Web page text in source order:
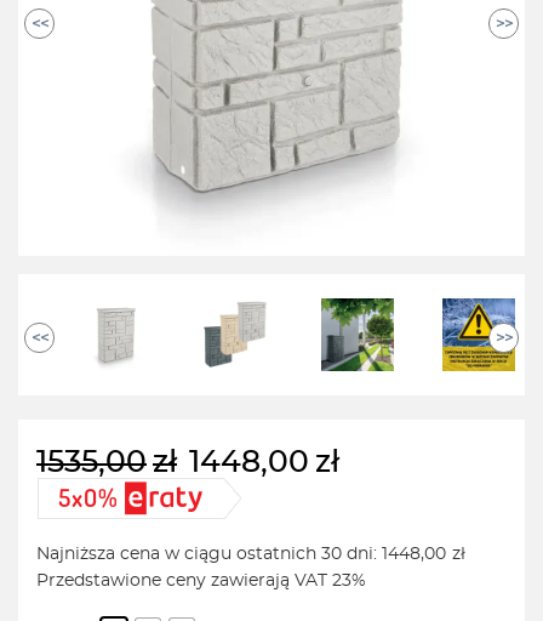
<< >>
<< >>
1535,00 zł
Pierwotna
cena
wynosiła:
1535,00zł.
1448,00 zł
Aktualna
cena
wynosi:
1448,00zł.
Najniższa cena w ciągu ostatnich 30 dni: 1448,00 zł
Przedstawione ceny zawierają VAT 23%